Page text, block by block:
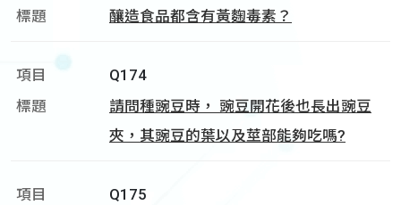
釀造食品都含有黃麴毒素？
Q174
請問種豌豆時， 豌豆開花後也長出豌豆
夾，其豌豆的葉以及莖部能夠吃嗎?
Q175